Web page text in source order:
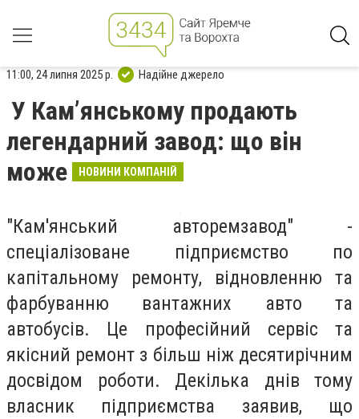
11:00, 24 липня 2025 р. Надійне джерело
У Кам’янському продають
легендарний завод: що він
може
НОВИНИ КОМПАНІЙ
"Кам'янський авторемзавод" -
спеціалізоване підприємство по
капітальному ремонту, відновленню та
фарбуванню вантажних авто та
автобусів. Це професійний сервіс та
якісний ремонт з більш ніж десятирічним
досвідом роботи. Декілька днів тому
власник підприємства заявив, що